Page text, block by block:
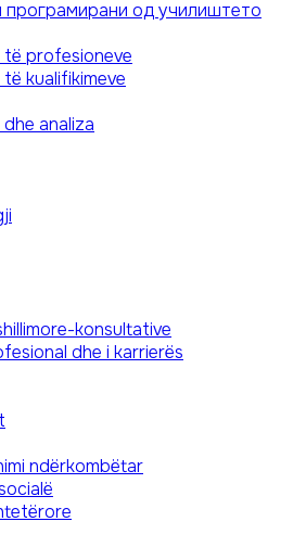
од училиштето
profesioneve
kualifikimeve
analiza
konsultative
dhe i karrierës
ndërkombëtar